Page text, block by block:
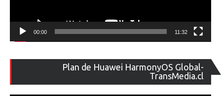
00:00 11:32
Plan de Huawei HarmonyOS Global-
TransMedia.cl
de